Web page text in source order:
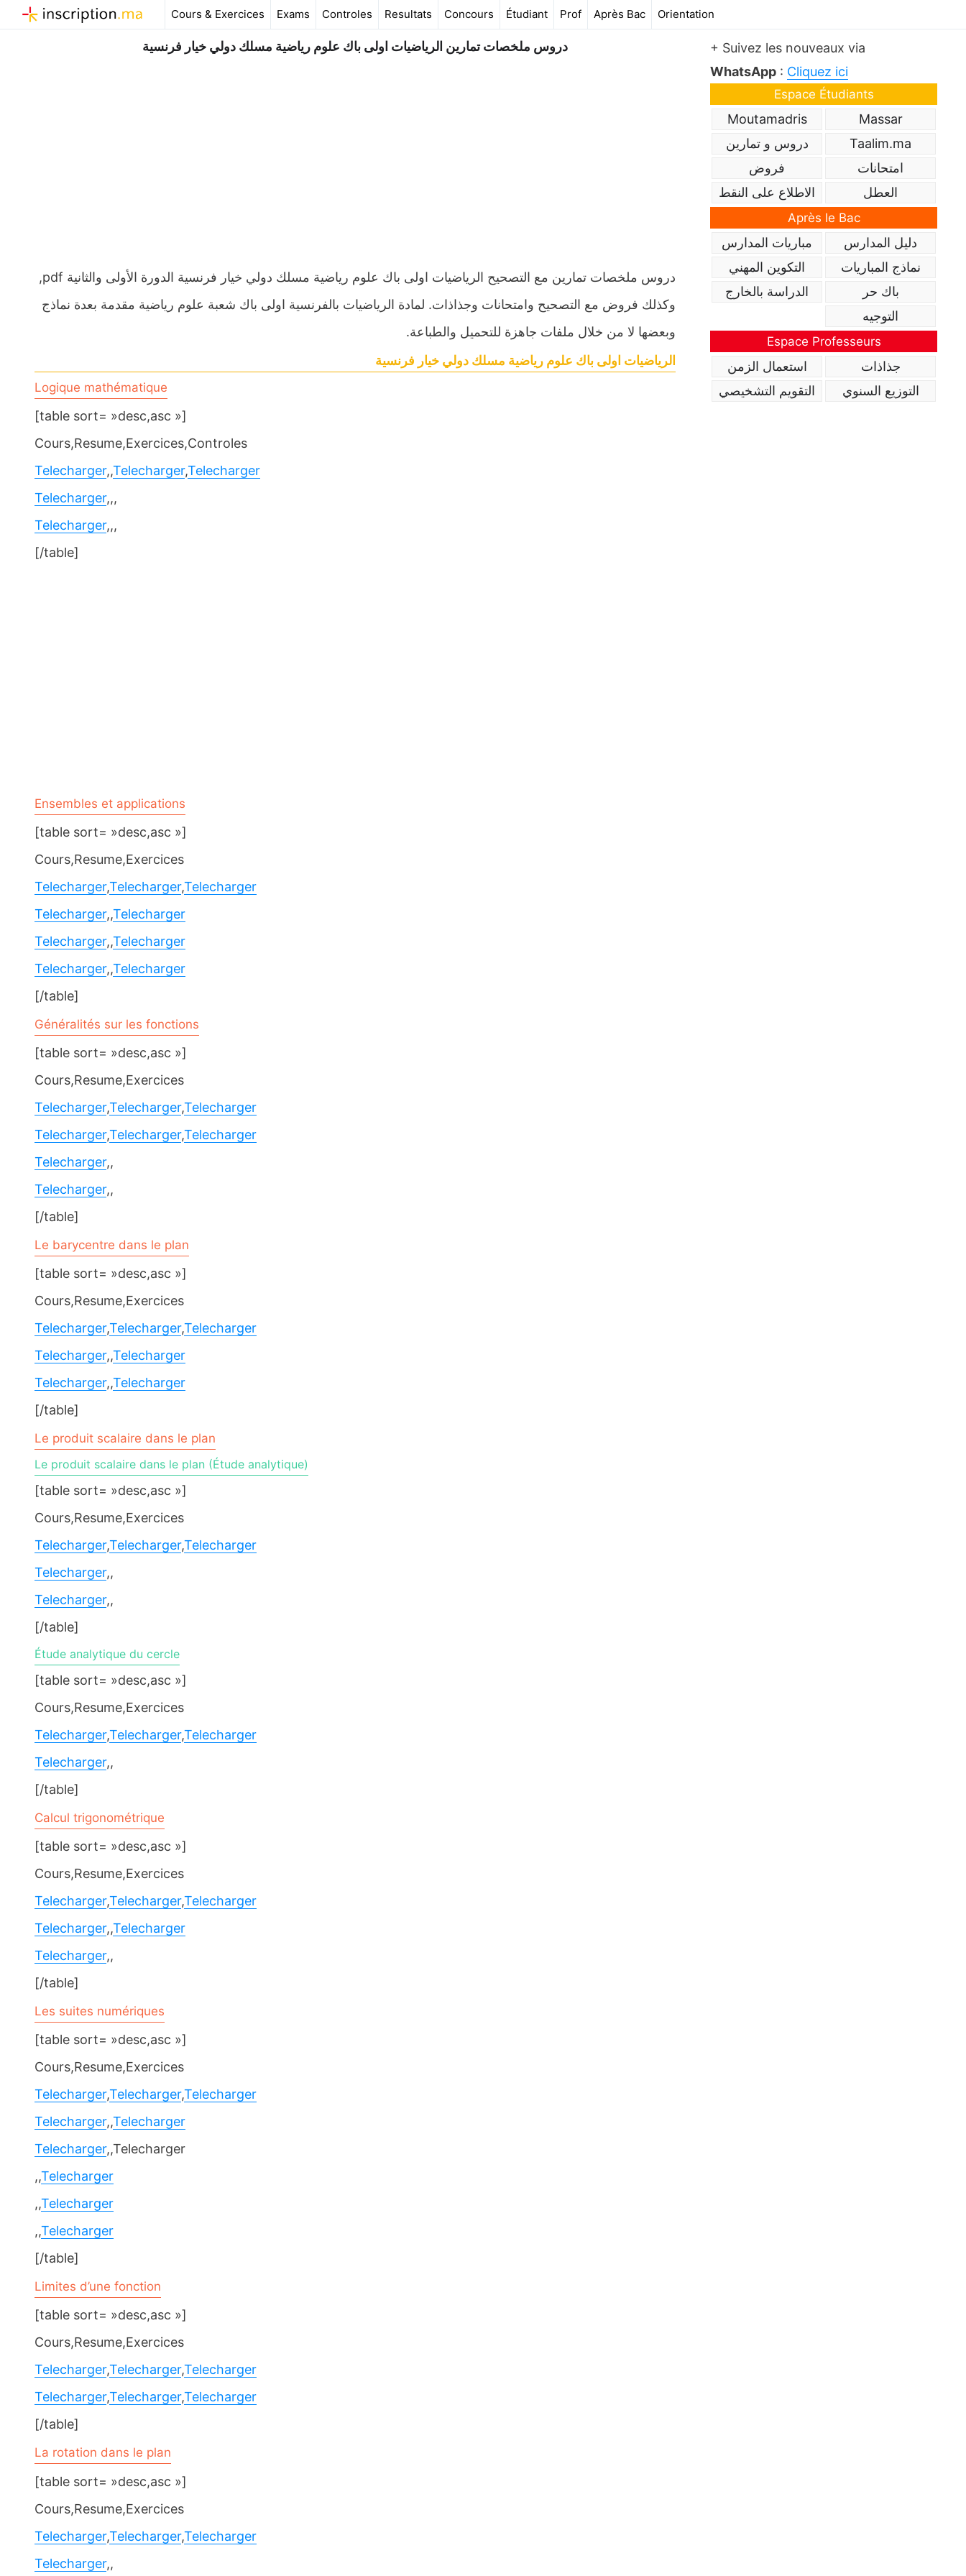
au
Cours & Exercices Exams Controles Resultats Concours Étudiant Prof Après Bac Orientation
دروس ملخصات تمارين الرياضيات اولى باك علوم رياضية مسلك دولي خيار فرنسية
دروس ملخصات تمارين مع التصحيح الرياضيات اولى باك علوم رياضية مسلك دولي خيار فرنسية الدورة الأولى والثانية pdf,
وكذلك فروض مع التصحيح وامتحانات وجذاذات. لمادة الرياضيات بالفرنسية اولى باك شعبة علوم رياضية مقدمة بعدة نماذج
وبعضها لا من خلال ملفات جاهزة للتحميل والطباعة.
الرياضيات اولى باك علوم رياضية مسلك دولي خيار فرنسية
Logique mathématique
[table sort= »desc,asc »]
Cours,Resume,Exercices,Controles
Telecharger,,Telecharger,Telecharger
Telecharger,,,
Telecharger,,,
[/table]
Ensembles et applications
[table sort= »desc,asc »]
Cours,Resume,Exercices
Telecharger,Telecharger,Telecharger
Telecharger,,Telecharger
Telecharger,,Telecharger
Telecharger,,Telecharger
[/table]
Généralités sur les fonctions
[table sort= »desc,asc »]
Cours,Resume,Exercices
Telecharger,Telecharger,Telecharger
Telecharger,Telecharger,Telecharger
Telecharger,,
Telecharger,,
[/table]
Le barycentre dans le plan
[table sort= »desc,asc »]
Cours,Resume,Exercices
Telecharger,Telecharger,Telecharger
Telecharger,,Telecharger
Telecharger,,Telecharger
[/table]
Le produit scalaire dans le plan
Le produit scalaire dans le plan (Étude analytique)
[table sort= »desc,asc »]
Cours,Resume,Exercices
Telecharger,Telecharger,Telecharger
Telecharger,,
Telecharger,,
[/table]
Étude analytique du cercle
[table sort= »desc,asc »]
Cours,Resume,Exercices
Telecharger,Telecharger,Telecharger
Telecharger,,
[/table]
Calcul trigonométrique
[table sort= »desc,asc »]
Cours,Resume,Exercices
Telecharger,Telecharger,Telecharger
Telecharger,,Telecharger
Telecharger,,
[/table]
Les suites numériques
[table sort= »desc,asc »]
Cours,Resume,Exercices
Telecharger,Telecharger,Telecharger
Telecharger,,Telecharger
Telecharger,,Telecharger
,,Telecharger
,,Telecharger
,,Telecharger
[/table]
Limites d’une fonction
[table sort= »desc,asc »]
Cours,Resume,Exercices
Telecharger,Telecharger,Telecharger
Telecharger,Telecharger,Telecharger
[/table]
La rotation dans le plan
[table sort= »desc,asc »]
Cours,Resume,Exercices
Telecharger,Telecharger,Telecharger
Telecharger,,
+ Suivez les nouveaux via
WhatsApp : Cliquez ici
Espace Étudiants
Massar
Moutamadris
Taalim.ma
دروس و تمارين
امتحانات
فروض
العطل
الاطلاع على النقط
Après le Bac
دليل المدارس
مباريات المدارس
نماذج المباريات
التكوين المهني
باك حر
الدراسة بالخارج
التوجيه
Espace Professeurs
جذاذات
استعمال الزمن
التوزيع السنوي
التقويم التشخيصي